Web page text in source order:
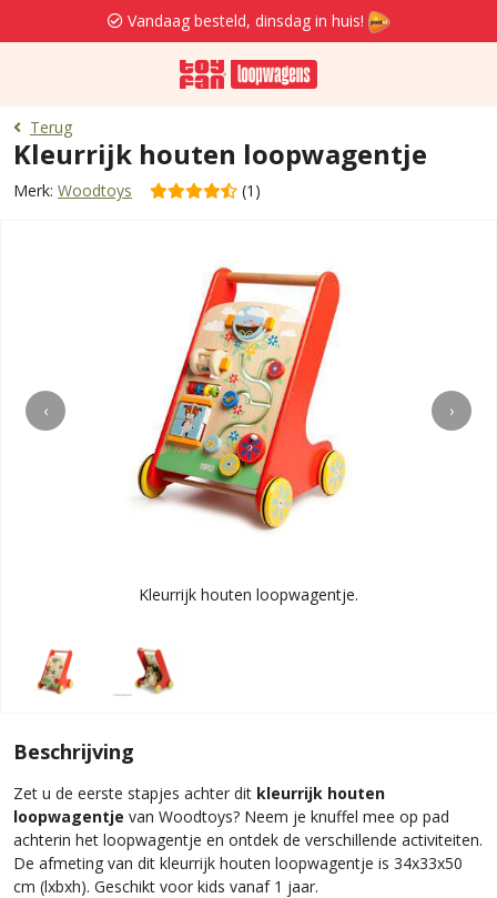
Vandaag besteld, dinsdag in huis!
Terug
Kleurrijk houten loopwagentje
Merk: Woodtoys (1)
‹ ›
Kleurrijk houten loopwagentje.
Beschrijving
Zet u de eerste stapjes achter dit kleurrijk houten
loopwagentje van Woodtoys? Neem je knuffel mee op pad
achterin het loopwagentje en ontdek de verschillende activiteiten.
De afmeting van dit kleurrijk houten loopwagentje is 34x33x50
cm (lxbxh). Geschikt voor kids vanaf 1 jaar.